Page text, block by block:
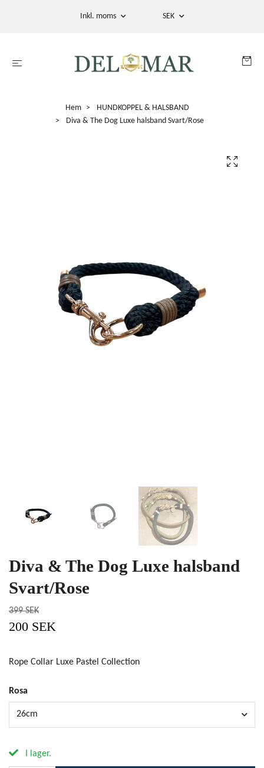
Inkl. moms SEK
Hem
HUNDKOPPEL & HALSBAND
Diva & The Dog Luxe halsband Svart/Rose
Diva & The Dog Luxe halsband
Svart/Rose
399 SEK
200 SEK
Rope Collar Luxe Pastel Collection
Rosa
26cm
I lager.